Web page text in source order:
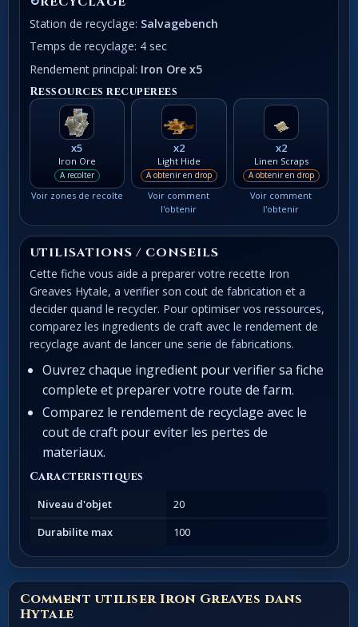
Station de recyclage: Salvagebench
Temps de recyclage: 4 sec
Rendement principal: Iron Ore x5
Ressources recuperees
x5
Iron Ore
A recolter
Voir zones de recolte
x2
Light Hide
A obtenir en drop
Voir comment
l'obtenir
x2
Linen Scraps
A obtenir en drop
Voir comment
l'obtenir
UTILISATIONS / CONSEILS
Cette fiche vous aide a preparer votre recette Iron
Greaves Hytale, a verifier son cout de fabrication et a
decider quand le recycler. Pour optimiser vos ressources,
comparez les ingredients de craft avec le rendement de
recyclage avant de lancer une serie de fabrications.
Ouvrez chaque ingredient pour verifier sa fiche
complete et preparer votre route de farm.
Comparez le rendement de recyclage avec le
cout de craft pour eviter les pertes de
materiaux.
Caracteristiques
Niveau d'objet
20
Durabilite max
100
Comment utiliser Iron Greaves dans
Hytale